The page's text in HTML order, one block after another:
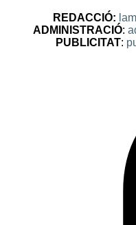
REDACCIÓ:
ADMINISTRACIÓ:
PUBLICITAT: